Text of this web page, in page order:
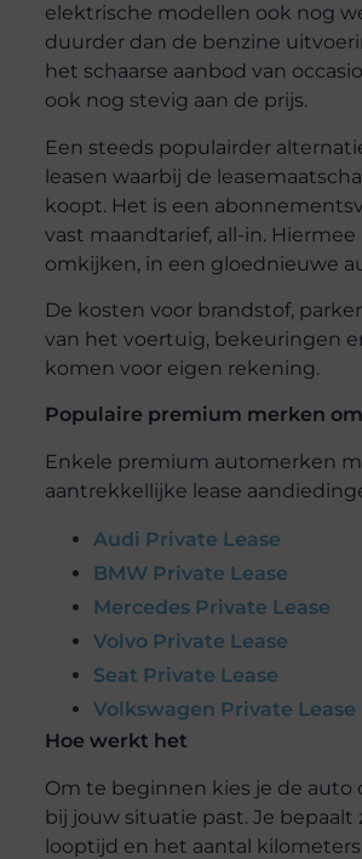
elektrische modellen ook nog
duurder dan de benzine
het schaarse aanbod van
ook nog stevig aan de prijs.
Een steeds populairder
leasen waarbij de
koopt. Het is een
vast maandtarief, all-in.
omkijken, in een gloednieuwe
De kosten voor brandstof,
van het voertuig, bekeuringen
komen voor eigen rekening.
Populaire premium merken
Enkele premium automerken
aantrekkellijke lease
Audi Private Lease
BMW Private Lease
Mercedes Private Lease
Volvo Private Lease
Seat Private Lease
Volkswagen Private Lease
Hoe werkt het
Om te beginnen kies je de auto
bij jouw situatie past. Je bepaalt
looptijd en het aantal